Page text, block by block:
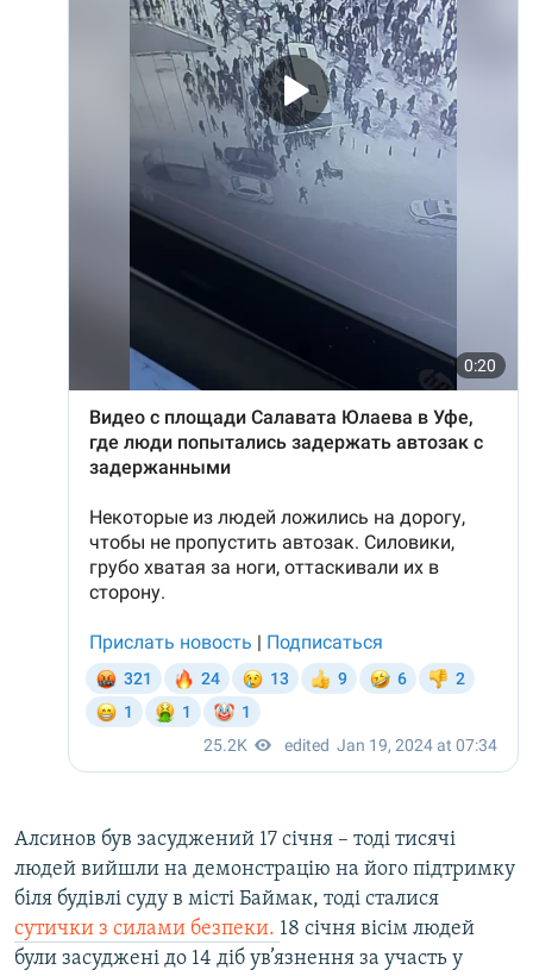
Алсинов був засуджений 17 січня – тоді тисячі
людей вийшли на демонстрацію на його підтримку
біля будівлі суду в місті Баймак, тоді сталися
сутички з силами безпеки. 18 січня вісім людей
були засуджені до 14 діб ув’язнення за участь у